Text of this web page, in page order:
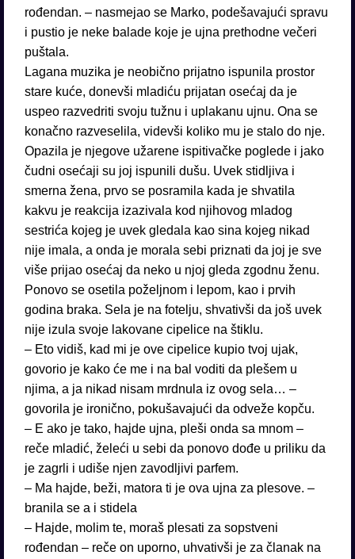
rođendan. – nasmejao se Marko, podešavajući spravu
i pustio je neke balade koje je ujna prethodne večeri
puštala.
Lagana muzika je neobično prijatno ispunila prostor
stare kuće, donevši mladiću prijatan osećaj da je
uspeo razvedriti svoju tužnu i uplakanu ujnu. Ona se
konačno razveselila, videvši koliko mu je stalo do nje.
Opazila je njegove užarene ispitivačke poglede i jako
čudni osećaji su joj ispunili dušu. Uvek stidljiva i
smerna žena, prvo se posramila kada je shvatila
kakvu je reakcija izazivala kod njihovog mladog
sestrića kojeg je uvek gledala kao sina kojeg nikad
nije imala, a onda je morala sebi priznati da joj je sve
više prijao osećaj da neko u njoj gleda zgodnu ženu.
Ponovo se osetila poželjnom i lepom, kao i prvih
godina braka. Sela je na fotelju, shvativši da još uvek
nije izula svoje lakovane cipelice na štiklu.
– Eto vidiš, kad mi je ove cipelice kupio tvoj ujak,
govorio je kako će me i na bal voditi da plešem u
njima, a ja nikad nisam mrdnula iz ovog sela… –
govorila je ironično, pokušavajući da odveže kopču.
– E ako je tako, hajde ujna, pleši onda sa mnom –
reče mladić, želeći u sebi da ponovo dođe u priliku da
je zagrli i udiše njen zavodljivi parfem.
– Ma hajde, beži, matora ti je ova ujna za plesove. –
branila se a i stidela
– Hajde, molim te, moraš plesati za sopstveni
rođendan – reče on uporno, uhvativši je za članak na